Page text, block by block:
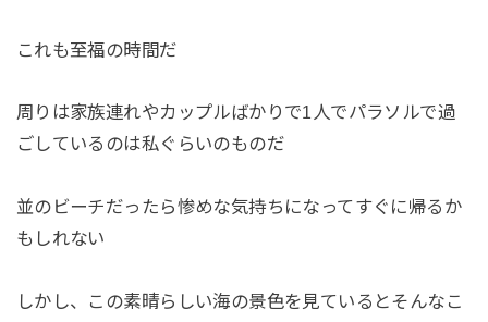
これも至福の時間だ
周りは家族連れやカップルばかりで1人でパラソルで過
ごしているのは私ぐらいのものだ
並のビーチだったら惨めな気持ちになってすぐに帰るか
もしれない
しかし、この素晴らしい海の景色を見ているとそんなこ